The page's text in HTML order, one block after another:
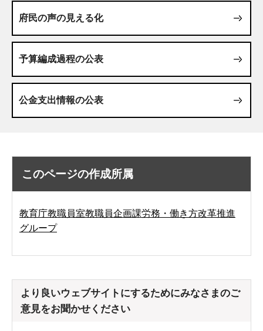
府民の声の見える化
予算編成過程の公表
公金支出情報の公表
このページの作成所属
教育庁教職員室教職員企画課労務・働き方改革推進
グループ
より良いウェブサイトにするためにみなさまのご
意見をお聞かせください